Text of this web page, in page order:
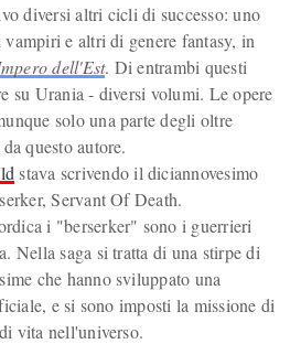
diversi altri cicli di successo: uno
e altri di genere fantasy, in
dell'Est. Di entrambi questi
su Urania - diversi volumi. Le opere
solo una parte degli oltre
questo autore.
stava scrivendo il diciannovesimo
Servant Of Death.
i "berserker" sono i guerrieri
Nella saga si tratta di una stirpe di
che hanno sviluppato una
e si sono imposti la missione di
vita nell'universo.